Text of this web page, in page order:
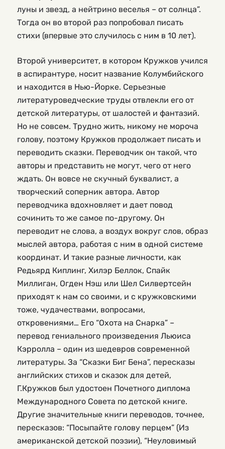
луны и звезд, а нейтрино веселья – от солнца”.
Тогда он во второй раз попробовал писать
стихи (впервые это случилось с ним в 10 лет).
Второй университет, в котором Кружков учился
в аспирантуре, носит название Колумбийского
и находится в Нью-Йорке. Серьезные
литературоведческие труды отвлекли его от
детской литературы, от шалостей и фантазий.
Но не совсем. Трудно жить, никому не мороча
голову, поэтому Кружков продолжает писать и
переводить сказки. Переводчик он такой, что
авторы и представить не могут, чего от него
ждать. Он вовсе не скучный буквалист, а
творческий соперник автора. Автор
переводчика вдохновляет и дает повод
сочинить то же самое по-другому. Он
переводит не слова, а воздух вокруг слов, образ
мыслей автора, работая с ним в одной системе
координат. И такие разные личности, как
Редьярд Киплинг, Хилэр Беллок, Спайк
Миллиган, Огден Нэш или Шел Силвертсейн
приходят к нам со своими, и с кружковскими
тоже, чудачествами, вопросами,
откровениями… Его “Охота на Снарка” –
перевод гениального произведения Льюиса
Кэрролла – один из шедевров современной
литературы. За “Сказки Биг Бена”, пересказы
английских стихов и сказок для детей,
Г.Кружков был удостоен Почетного диплома
Международного Совета по детской книге.
Другие значительные книги переводов, точнее,
пересказов: “Посыпайте голову перцем” (Из
американской детской поэзии), “Неуловимый